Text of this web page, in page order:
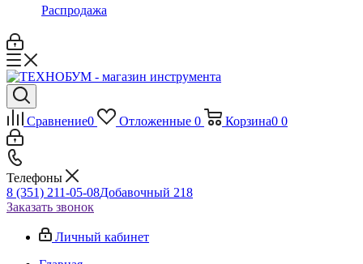
Распродажа
Сравнение0 Отложенные 0 Корзина0 0
Телефоны
8 (351) 211-05-08Добавочный 218
Заказать звонок
Личный кабинет